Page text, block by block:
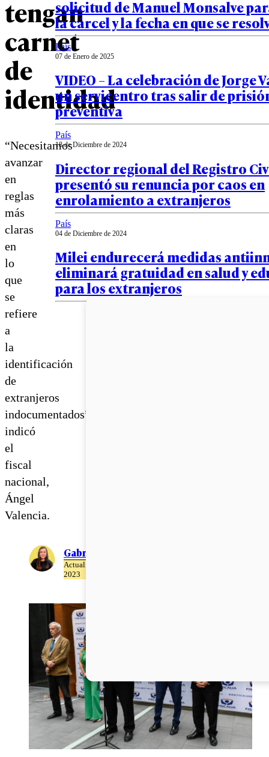
tengan
carnet
de
identidad
“Necesitamos
avanzar
en
reglas
más
claras
en
lo
que
se
refiere
a
la
identificación
de
extranjeros
indocumentados”,
indicó
el
fiscal
nacional,
Ángel
Valencia.
Gabriela Romo
Actualizado el 06 de Abril del
2023
solicitud de Manuel Monsalve
la cárcel y la fecha en que se
País
07 de Enero de 2025
VIDEO – La celebración de Jorge
un servicentro tras salir de
preventiva
País
18 de Diciembre de 2024
Director regional del Registro
presentó su renuncia por caos en
enrolamiento a extranjeros
País
04 de Diciembre de 2024
Milei endurecerá medidas
eliminará gratuidad en salud y
para los extranjeros